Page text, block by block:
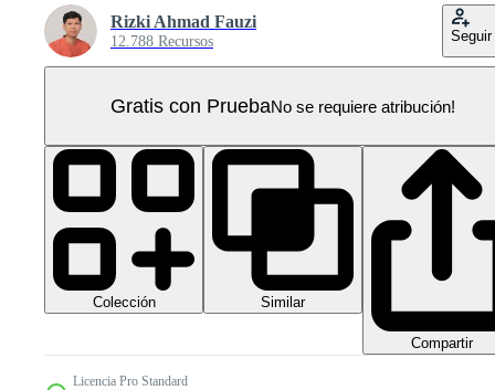
Rizki Ahmad Fauzi
12.788 Recursos Seguir
Gratis con PruebaNo se requiere atribución!
Colección Similar
Compartir
Licencia Pro Standard